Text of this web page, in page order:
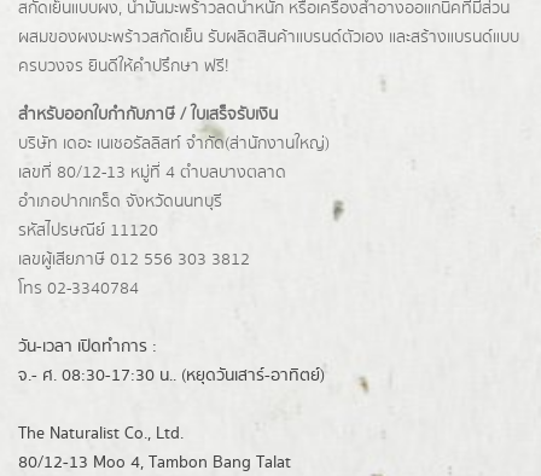
สกัดเย็นแบบผง, น้ำมันมะพร้าวลดน้ำหนัก หรือเครื่องสำอางออแกนิคที่มีส่วน
ผสมของผงมะพร้าวสกัดเย็น รับผลิตสินค้าแบรนด์ตัวเอง และสร้างแบรนด์แบบ
ครบวงจร ยินดีให้คำปรึกษา ฟรี!
สำหรับออกใบกำกับภาษี / ใบเสร็จรับเงิน
บริษัท เดอะ เนเชอรัลลิสท์ จำกัด(ส่านักงานใหญ่)
เลขที่ 80/12-13 หมู่ที่ 4 ตำบลบางตลาด
อำเภอปากเกร็ด จังหวัดนนทบุรี
รหัสไปรษณีย์ 11120
เลขผู้เสียภาษี 012 556 303 3812
โทร 02-3340784
วัน-เวลา เปิดทำการ :
จ.- ศ. 08:30-17:30 น.. (หยุดวันเสาร์-อาทิตย์)
The Naturalist Co., Ltd.
80/12-13 Moo 4, Tambon Bang Talat